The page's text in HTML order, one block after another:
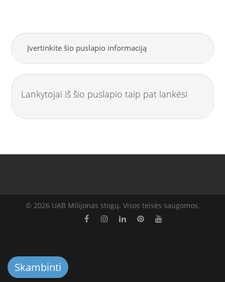
Įvertinkite šio puslapio informaciją
Lankytojai iš šio puslapio taip pat lankėsi
© 2026 UAB Milijonas stogų. Visos teisės saugomos.
Skambinti